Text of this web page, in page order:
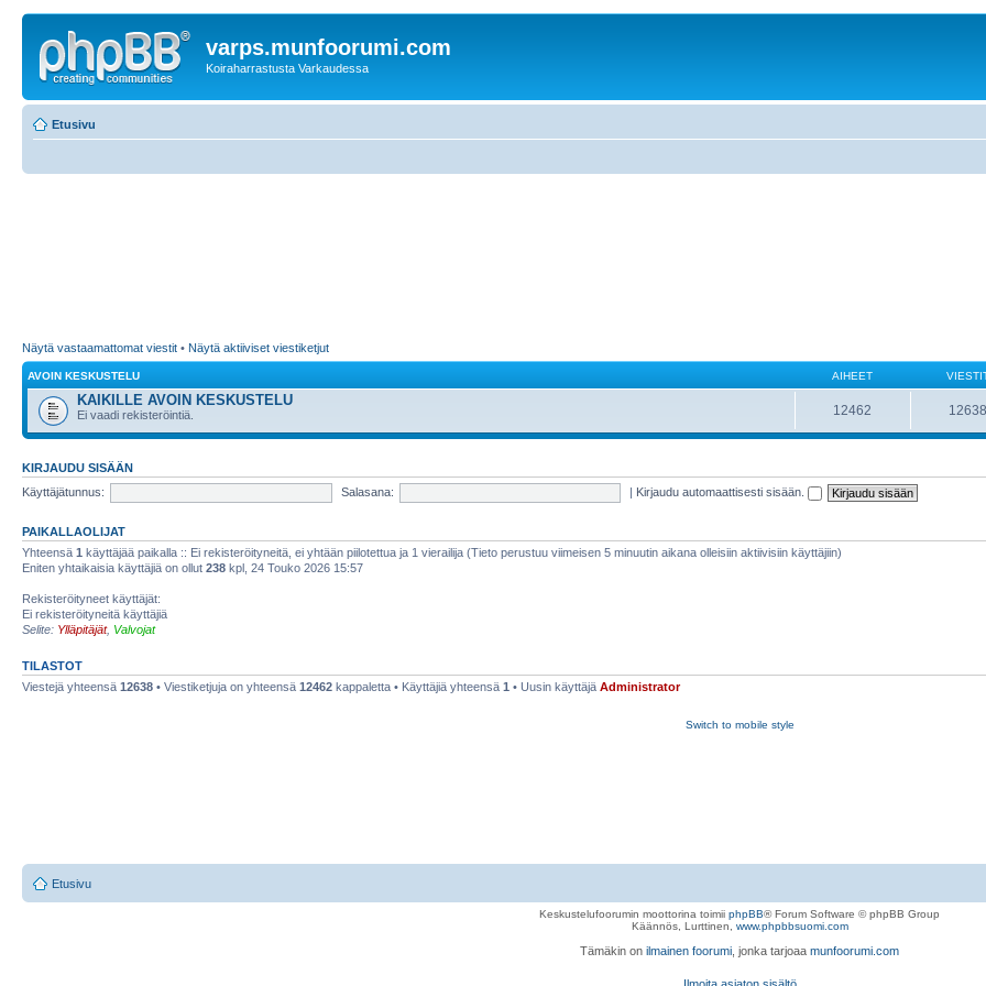
varps.munfoorumi.com
Koiraharrastusta Varkaudessa
Etusivu
Näytä vastaamattomat viestit • Näytä aktiiviset viestiketjut
AVOIN KESKUSTELU AIHEET
KAIKILLE AVOIN KESKUSTELU
Ei vaadi rekisteröintiä. 12462 12638
KIRJAUDU SISÄÄN
Käyttäjätunnus:
Salasana: | Kirjaudu automaattisesti sisään.
PAIKALLAOLIJAT
Yhteensä 1 käyttäjää paikalla :: Ei rekisteröityneitä, ei yhtään piilotettua ja 1 vierailija (Tieto perustuu viimeisen 5 minuutin aikana olleisiin aktiivisiin käyttäjiin)
Eniten yhtaikaisia käyttäjiä on ollut 238 kpl, 24 Touko 2026 15:57
Rekisteröityneet käyttäjät:
Ei rekisteröityneitä käyttäjiä
Selite: Ylläpitäjät, Valvojat
TILASTOT
Viestejä yhteensä 12638 • Viestiketjuja on yhteensä 12462 kappaletta • Käyttäjiä yhteensä 1 • Uusin käyttäjä Administrator
Switch to mobile style
Etusivu
Keskustelufoorumin moottorina toimii phpBB® Forum Software © phpBB Group
Käännös, Lurttinen, www.phpbbsuomi.com
Tämäkin on ilmainen foorumi , jonka tarjoaa munfoorumi.com